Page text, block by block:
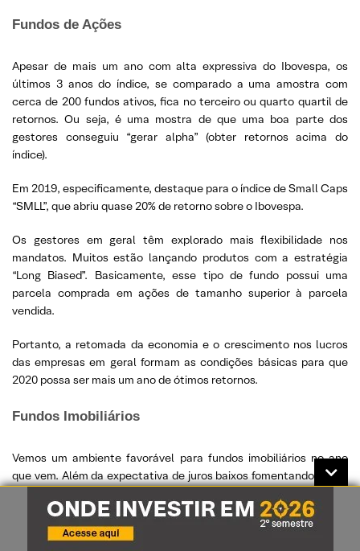
Fundos de Ações
Apesar de mais um ano com alta expressiva do Ibovespa, os
últimos 3 anos do índice, se comparado a uma amostra com
cerca de 200 fundos ativos, fica no terceiro ou quarto quartil de
retornos. Ou seja, é uma mostra de que uma boa parte dos
gestores conseguiu “gerar alpha” (obter retornos acima do
índice).
Em 2019, especificamente, destaque para o índice de Small Caps
“SMLL”, que abriu quase 20% de retorno sobre o Ibovespa.
Os gestores em geral têm explorado mais flexibilidade nos
mandatos. Muitos estão lançando produtos com a estratégia
“Long Biased”. Basicamente, esse tipo de fundo possui uma
parcela comprada em ações de tamanho superior à parcela
vendida.
Portanto, a retomada da economia e o crescimento nos lucros
das empresas em geral formam as condições básicas para que
2020 possa ser mais um ano de ótimos retornos.
Fundos Imobiliários
Vemos um ambiente favorável para fundos imobiliários no ano
que vem. Além da expectativa de juros baixos fomentando novos
melhora operacional dos portfólios (reduzindo vacância e
aumentando os aluguéis cobrados nas renovações contratuais),
números crescentes de fundos maiores e mais líquidos e maior